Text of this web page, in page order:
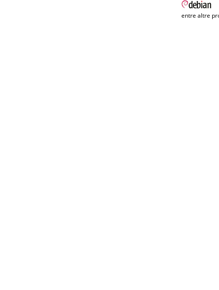
entre altre